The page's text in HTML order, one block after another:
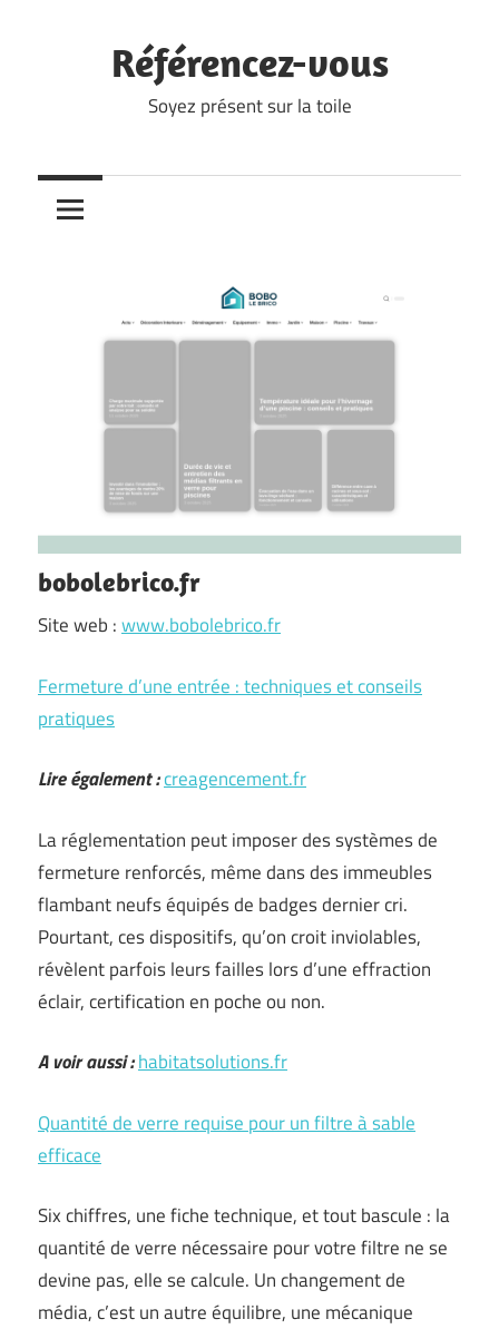
Référencez-vous
Soyez présent sur la toile
bobolebrico.fr
Site web :www.bobolebrico.fr
Fermeture d’une entrée : techniques et conseils
pratiques
Lire également :creagencement.fr
La réglementation peut imposer des systèmes de
fermeture renforcés, même dans des immeubles
flambant neufs équipés de badges dernier cri.
Pourtant, ces dispositifs, qu’on croit inviolables,
révèlent parfois leurs failles lors d’une effraction
éclair, certification en poche ou non.
A voir aussi :habitatsolutions.fr
Quantité de verre requise pour un filtre à sable
efficace
Six chiffres, une fiche technique, et tout bascule : la
quantité de verre nécessaire pour votre filtre ne se
devine pas, elle se calcule. Un changement de
média, c’est un autre équilibre, une mécanique